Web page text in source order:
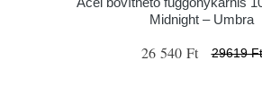
Midnight – Umbra
26 540 Ft 29619 Ft